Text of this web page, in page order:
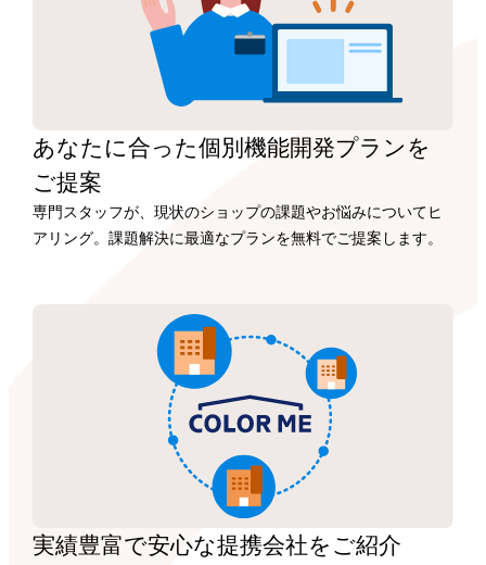
あなたに合った個別機能開発プランを
ご提案
専門スタッフが、現状のショップの課題やお悩みについてヒ
アリング。課題解決に最適なプランを無料でご提案します。
実績豊富で安心な提携会社を ご紹介